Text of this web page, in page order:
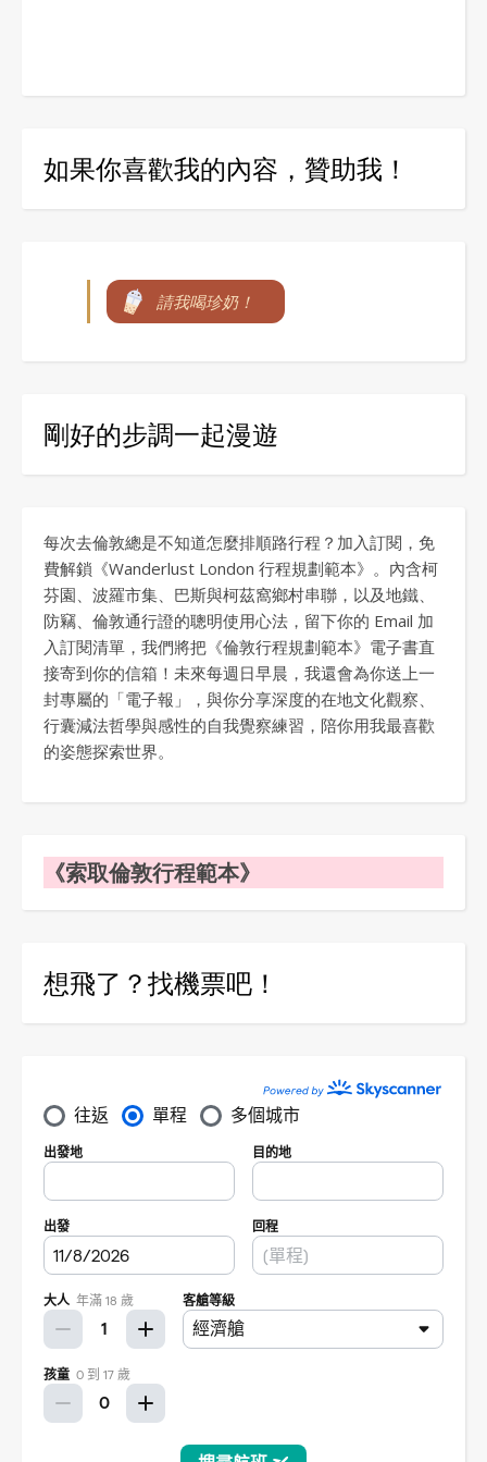
如果你喜歡我的內容，贊助我！
請我喝珍奶！
剛好的步調一起漫遊
每次去倫敦總是不知道怎麼排順路行程？加入訂閱，免
費解鎖《Wanderlust London 行程規劃範本》。內含柯
芬園、波羅市集、巴斯與柯茲窩鄉村串聯，以及地鐵、
防竊、倫敦通行證的聰明使用心法，留下你的 Email 加
入訂閱清單，我們將把《倫敦行程規劃範本》電子書直
接寄到你的信箱！未來每週日早晨，我還會為你送上一
封專屬的「電子報」，與你分享深度的在地文化觀察、
行囊減法哲學與感性的自我覺察練習，陪你用我最喜歡
的姿態探索世界。
《索取倫敦行程範本》
想飛了？找機票吧！